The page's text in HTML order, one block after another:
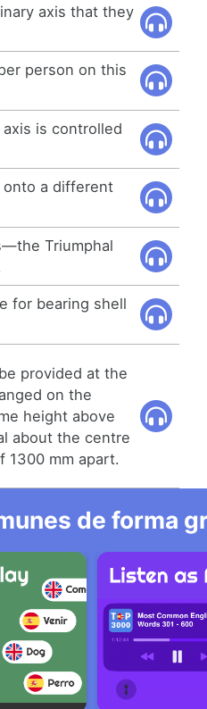
axis that they
person on this
is controlled
onto a different
Triumphal
for bearing shell
provided at the
on the
height above
about the centre
1300 mm apart.
de forma